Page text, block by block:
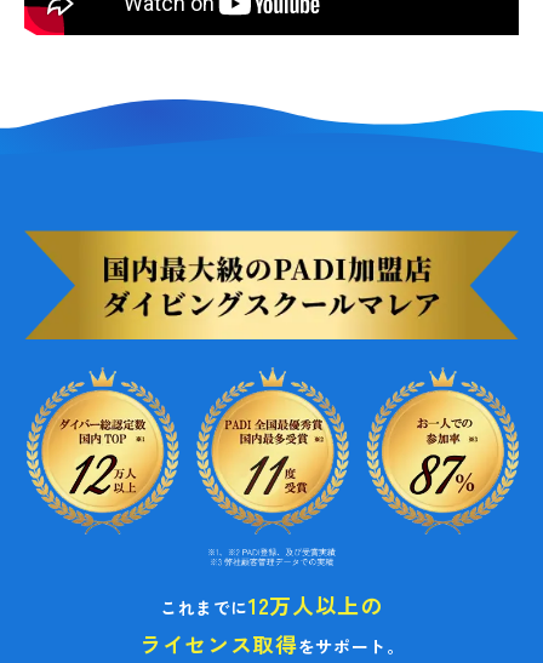
これまでに12万人以上の
ライセンス取得をサポート。